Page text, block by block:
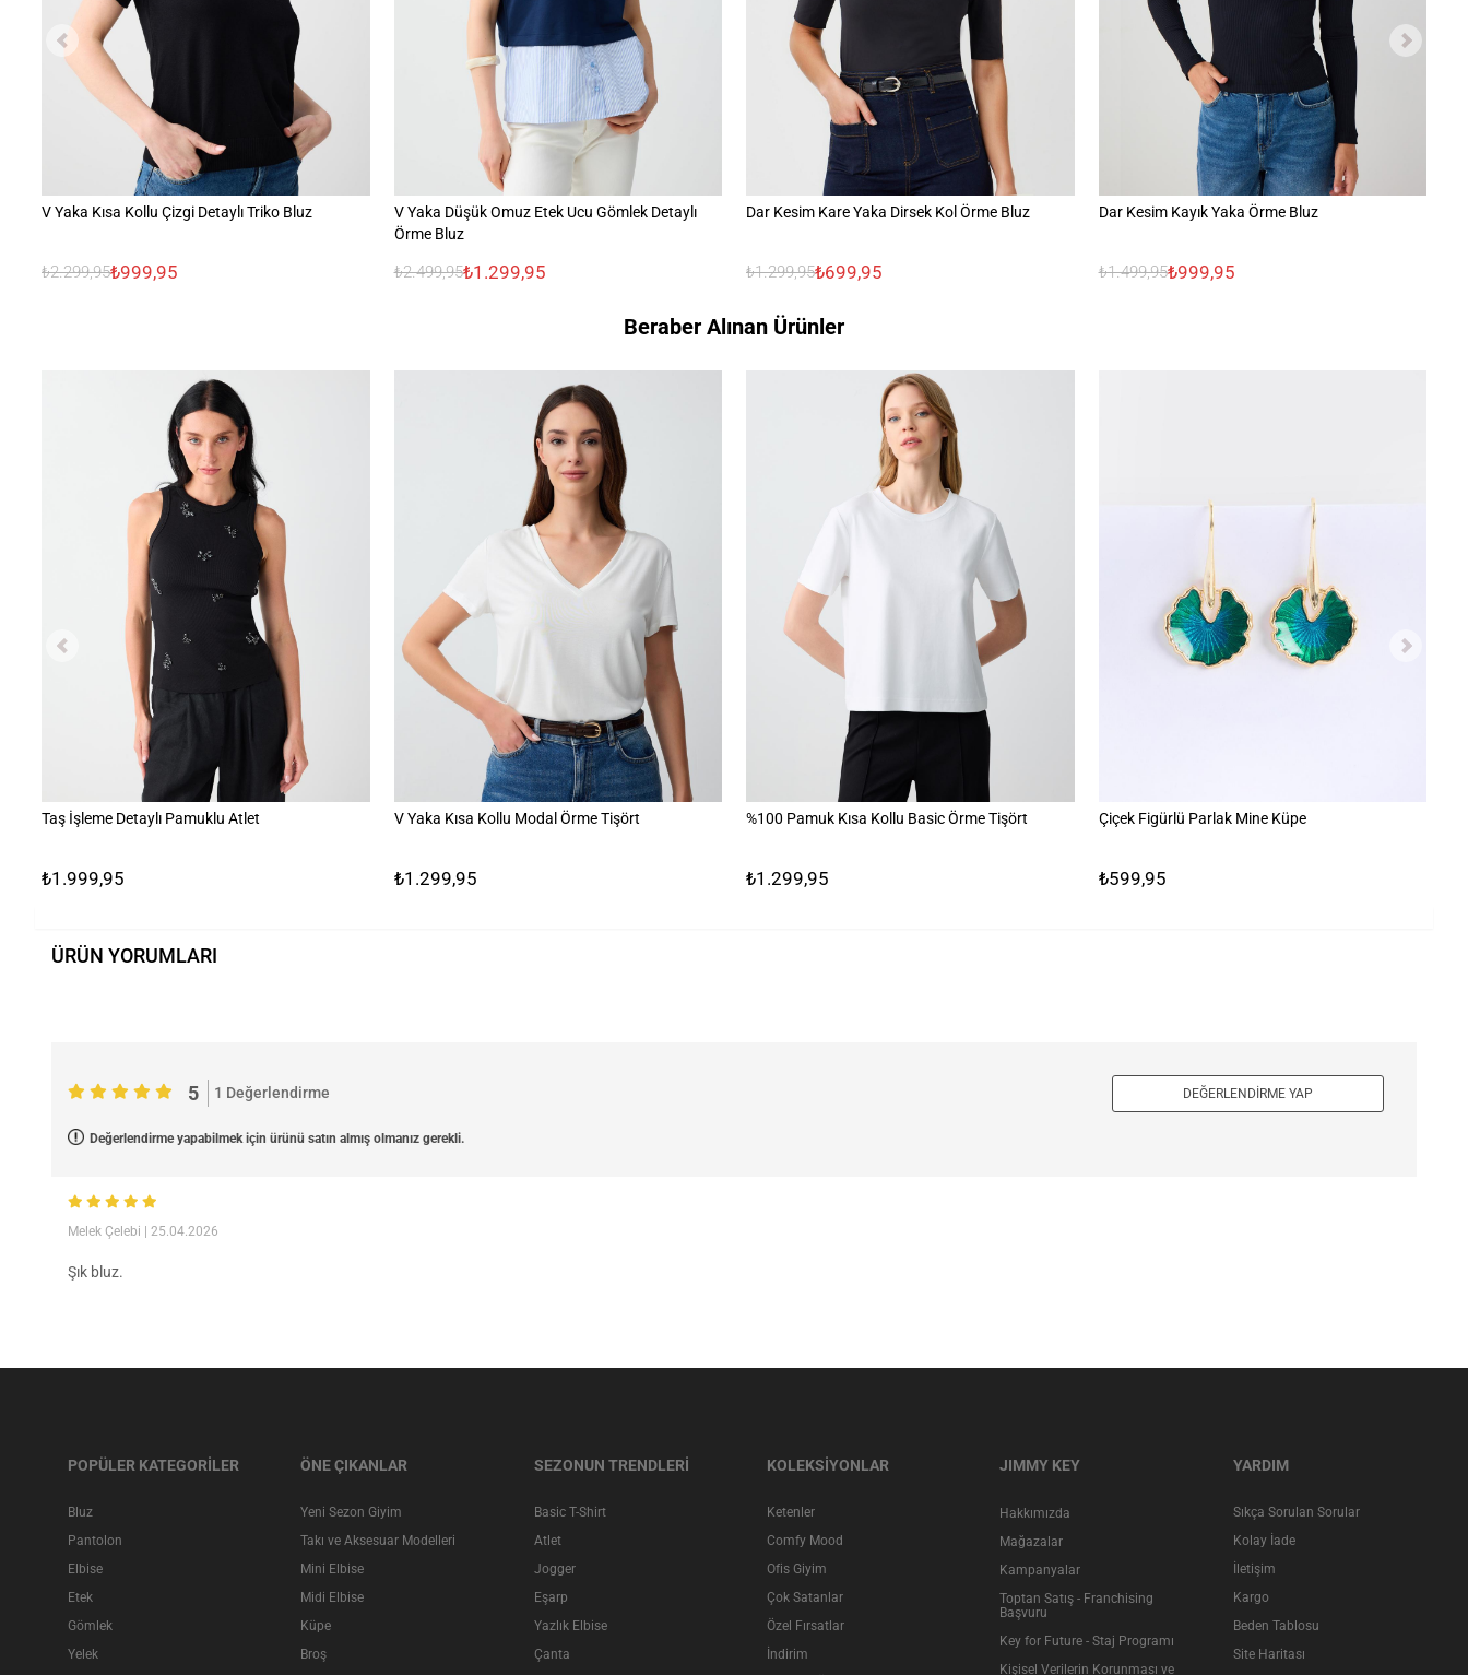
V Yaka Kısa Kollu Çizgi Detaylı Triko Bluz
₺2.299,95₺999,95
V Yaka Düşük Omuz Etek Ucu Gömlek Detaylı
Örme Bluz
₺2.499,95₺1.299,95
Dar Kesim Kare Yaka Dirsek Kol Örme Bluz
₺1.299,95₺699,95
Dar Kesim Kayık Yaka Örme Bluz
₺1.499,95₺999,95
Beraber Alınan Ürünler
Taş İşleme Detaylı Pamuklu Atlet
₺1.999,95
V Yaka Kısa Kollu Modal Örme Tişört
₺1.299,95
%100 Pamuk Kısa Kollu Basic Örme Tişört
₺1.299,95
Çiçek Figürlü Parlak Mine Küpe
₺599,95
ÜRÜN YORUMLARI
5 1 Değerlendirme DEĞERLENDIRME YAP
Değerlendirme yapabilmek için ürünü satın almış olmanız gerekli.
Melek Çelebi | 25.04.2026
Şık bluz.
POPÜLER KATEGORİLER
Bluz
Pantolon
Elbise
Etek
Gömlek
Yelek
ÖNE ÇIKANLAR
Yeni Sezon Giyim
Takı ve Aksesuar Modelleri
Mini Elbise
Midi Elbise
Küpe
Broş
SEZONUN TRENDLERİ
Basic T-Shirt
Atlet
Jogger
Eşarp
Yazlık Elbise
Çanta
KOLEKSİYONLAR
Ketenler
Comfy Mood
Ofis Giyim
Çok Satanlar
Özel Fırsatlar
İndirim
JIMMY KEY
Hakkımızda
Mağazalar
Kampanyalar
Toptan Satış - Franchising
Başvuru
Key for Future - Staj Programı
Kişisel Verilerin Korunması ve
YARDIM
Sıkça Sorulan Sorular
Kolay İade
İletişim
Kargo
Beden Tablosu
Site Haritası